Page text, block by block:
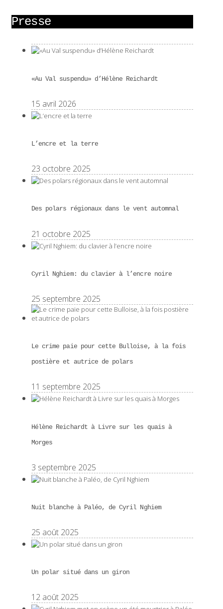
Presse
«Au Val suspendu» d’Hélène Reichardt
15 avril 2026
L’encre et la terre
23 octobre 2025
Des polars régionaux dans le vent automnal
21 octobre 2025
Cyril Nghiem: du clavier à l’encre noire
25 septembre 2025
Le crime paie pour cette Bulloise, à la fois
postière et autrice de polars
11 septembre 2025
Hélène Reichardt à Livre sur les quais à
Morges
3 septembre 2025
Nuit blanche à Paléo, de Cyril Nghiem
25 août 2025
Un polar situé dans un giron
12 août 2025